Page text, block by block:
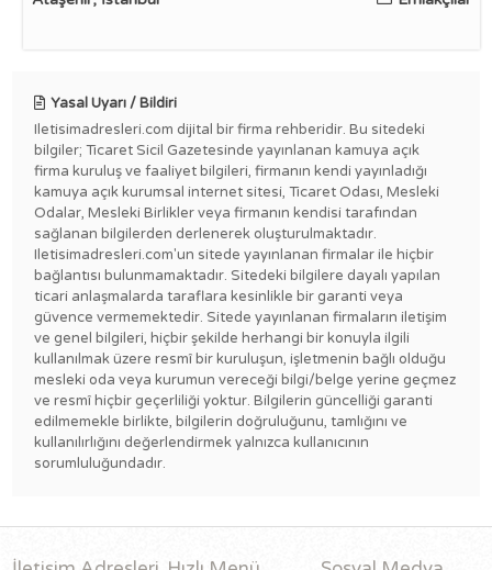
Yasal Uyarı / Bildiri
Iletisimadresleri.com dijital bir firma rehberidir. Bu sitedeki
bilgiler; Ticaret Sicil Gazetesinde yayınlanan kamuya açık
firma kuruluş ve faaliyet bilgileri, firmanın kendi yayınladığı
kamuya açık kurumsal internet sitesi, Ticaret Odası, Mesleki
Odalar, Mesleki Birlikler veya firmanın kendisi tarafından
sağlanan bilgilerden derlenerek oluşturulmaktadır.
Iletisimadresleri.com'un sitede yayınlanan firmalar ile hiçbir
bağlantısı bulunmamaktadır. Sitedeki bilgilere dayalı yapılan
ticari anlaşmalarda taraflara kesinlikle bir garanti veya
güvence vermemektedir. Sitede yayınlanan firmaların iletişim
ve genel bilgileri, hiçbir şekilde herhangi bir konuyla ilgili
kullanılmak üzere resmî bir kuruluşun, işletmenin bağlı olduğu
mesleki oda veya kurumun vereceği bilgi/belge yerine geçmez
ve resmî hiçbir geçerliliği yoktur. Bilgilerin güncelliği garanti
edilmemekle birlikte, bilgilerin doğruluğunu, tamlığını ve
kullanılırlığını değerlendirmek yalnızca kullanıcının
sorumluluğundadır.